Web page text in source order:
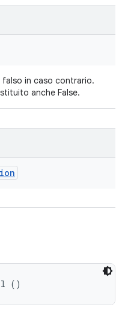
falso in caso contrario.
anche False.
()